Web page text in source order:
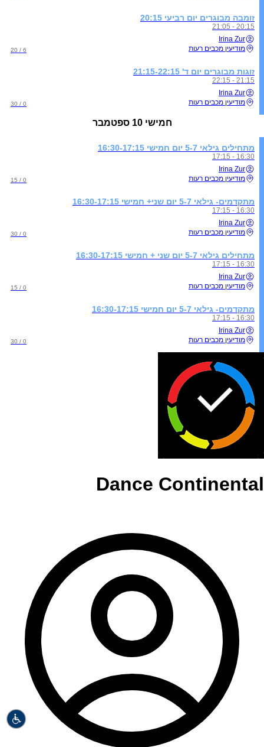
זומבה מבוגרים יום רביעי 20:15
20:15 - 21:05
Irina Zur
מודיעין מכבים רעות
6 / 20
זוגות מבוגרים יום ד' 21:15-22:15
21:15 - 22:15
Irina Zur
מודיעין מכבים רעות
0 / 30
חמישי 10 ספטמבר
מתחילים גילאי 5-7 יום חמישי 16:30-17:15
16:30 - 17:15
Irina Zur
מודיעין מכבים רעות
0 / 15
מתקדמים- גילאי 5-7 יום שני+ חמישי 16:30-17:15
16:30 - 17:15
Irina Zur
מודיעין מכבים רעות
0 / 30
מתחילים גילאי 5-7 יום שני + חמישי 16:30-17:15
16:30 - 17:15
Irina Zur
מודיעין מכבים רעות
0 / 15
מתקדמים- גילאי 5-7 יום חמישי 16:30-17:15
16:30 - 17:15
Irina Zur
מודיעין מכבים רעות
0 / 30
Dance Continental